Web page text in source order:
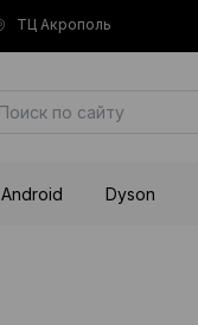
ТЦ Акрополь
Android Dyson